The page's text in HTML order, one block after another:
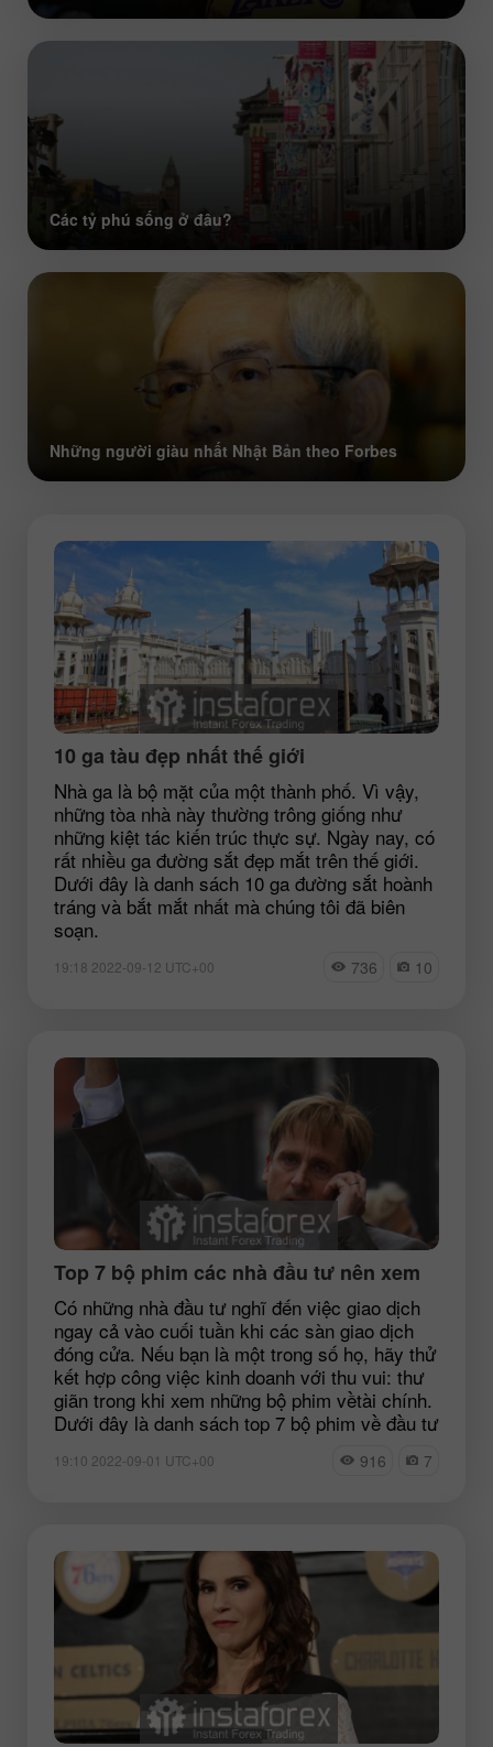
Các tỷ phú sống ở đâu?
Những người giàu nhất Nhật Bản theo Forbes
10 ga tàu đẹp nhất thế giới
Nhà ga là bộ mặt của một thành phố. Vì vậy,
những tòa nhà này thường trông giống như
những kiệt tác kiến trúc thực sự. Ngày nay, có
rất nhiều ga đường sắt đẹp mắt trên thế giới.
Dưới đây là danh sách 10 ga đường sắt hoành
tráng và bắt mắt nhất mà chúng tôi đã biên
soạn.
19:18 2022-09-12 UTC+00 736 10
Top 7 bộ phim các nhà đầu tư nên xem
Có những nhà đầu tư nghĩ đến việc giao dịch
ngay cả vào cuối tuần khi các sàn giao dịch
đóng cửa. Nếu bạn là một trong số họ, hãy thử
kết hợp công việc kinh doanh với thu vui: thư
giãn trong khi xem những bộ phim vềtài chính.
Dưới đây là danh sách top 7 bộ phim về đầu tư
19:10 2022-09-01 UTC+00 916 7